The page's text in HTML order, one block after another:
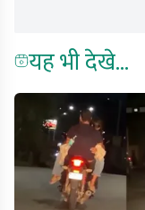
यह भी देखे...